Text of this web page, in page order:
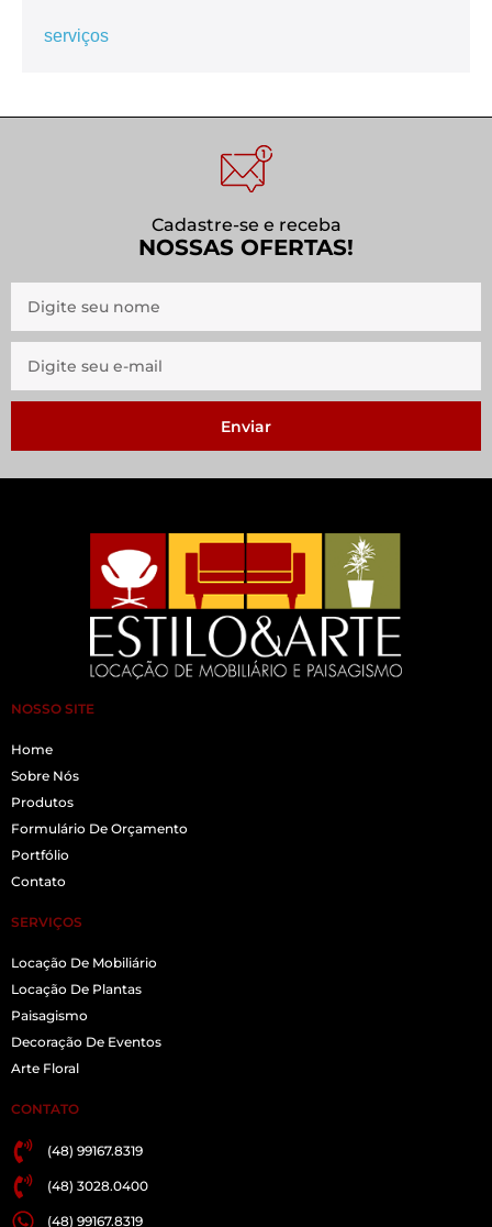
serviços
Cadastre-se e receba
NOSSAS OFERTAS!
Enviar
NOSSO SITE
Home
Sobre Nós
Produtos
Formulário De Orçamento
Portfólio
Contato
SERVIÇOS
Locação De Mobiliário
Locação De Plantas
Paisagismo
Decoração De Eventos
Arte Floral
CONTATO
(48) 99167.8319
(48) 3028.0400
(48) 99167.8319